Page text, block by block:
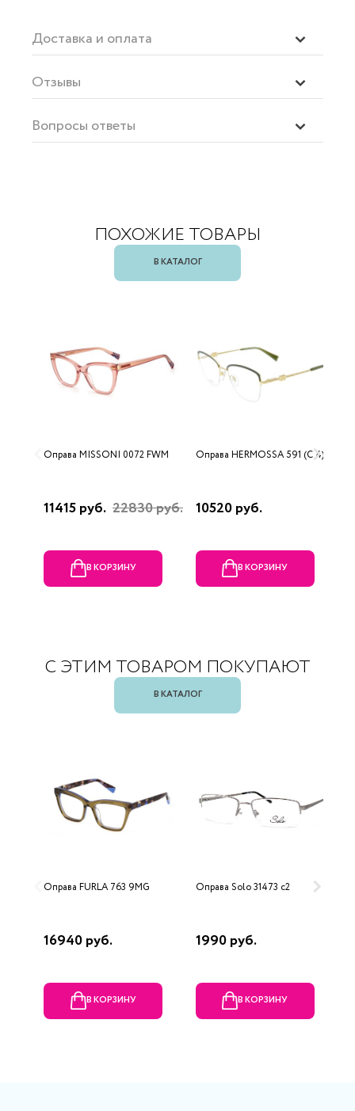
Доставка и оплата
Отзывы
Вопросы ответы
ПОХОЖИЕ ТОВАРЫ
В КАТАЛОГ
Оправа MISSONI 0072 FWM
11415 руб. 22830 руб.
В КОРЗИНУ
Оправа HERMOSSA 591 (C 4)
10520 руб.
В КОРЗИНУ
С ЭТИМ ТОВАРОМ ПОКУПАЮТ
В КАТАЛОГ
Оправа FURLA 763 9MG
16940 руб.
В КОРЗИНУ
Оправа Solo 31473 c2
1990 руб.
В КОРЗИНУ